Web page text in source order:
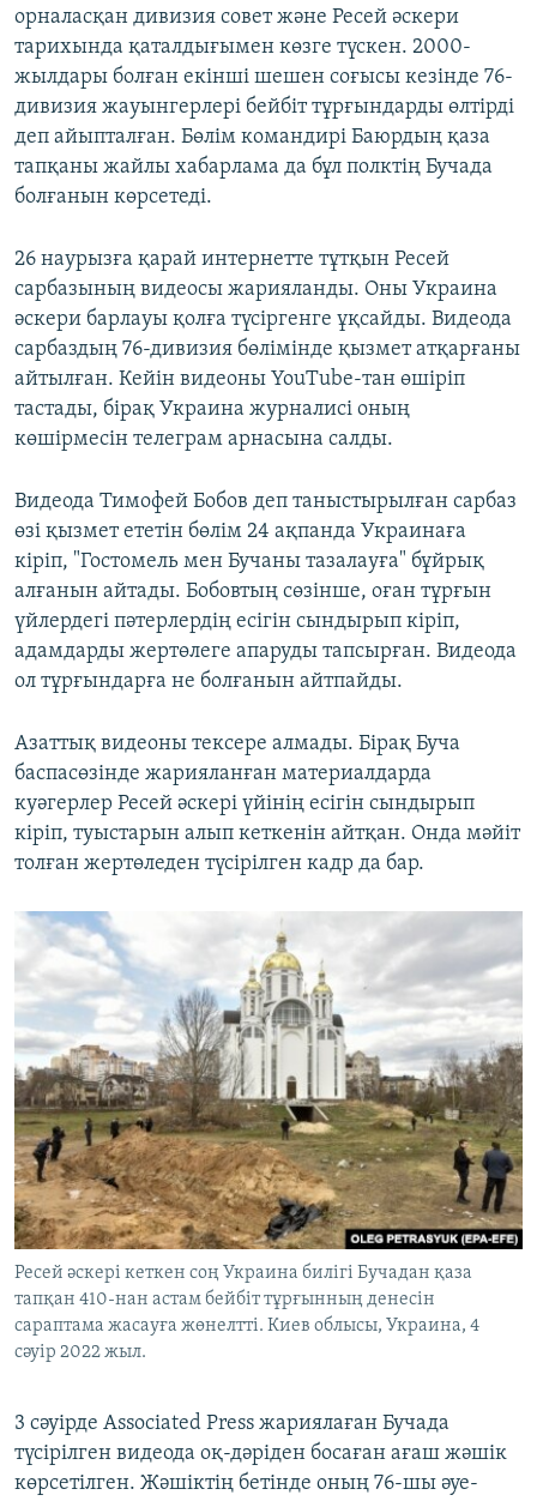
орналасқан дивизия совет және Ресей әскери
тарихында қаталдығымен көзге түскен. 2000-
жылдары болған екінші шешен соғысы кезінде 76-
дивизия жауынгерлері бейбіт тұрғындарды өлтірді
деп айыпталған. Бөлім командирі Баюрдың қаза
тапқаны жайлы хабарлама да бұл полктің Бучада
болғанын көрсетеді.
26 наурызға қарай интернетте тұтқын Ресей
сарбазының видеосы жарияланды. Оны Украина
әскери барлауы қолға түсіргенге ұқсайды. Видеода
сарбаздың 76-дивизия бөлімінде қызмет атқарғаны
айтылған. Кейін видеоны YouTube-тан өшіріп
тастады, бірақ Украина журналисі оның
көшірмесін телеграм арнасына салды.
Видеода Тимофей Бобов деп таныстырылған сарбаз
өзі қызмет ететін бөлім 24 ақпанда Украинаға
кіріп, "Гостомель мен Бучаны тазалауға" бұйрық
алғанын айтады. Бобовтың сөзінше, оған тұрғын
үйлердегі пәтерлердің есігін сындырып кіріп,
адамдарды жертөлеге апаруды тапсырған. Видеода
ол тұрғындарға не болғанын айтпайды.
Азаттық видеоны тексере алмады. Бірақ Буча
баспасөзінде жарияланған материалдарда
куәгерлер Ресей әскері үйінің есігін сындырып
кіріп, туыстарын алып кеткенін айтқан. Онда мәйіт
толған жертөледен түсірілген кадр да бар.
Ресей әскері кеткен соң Украина билігі Бучадан қаза
тапқан 410-нан астам бейбіт тұрғынның денесін
сараптама жасауға жөнелтті. Киев облысы, Украина, 4
сәуір 2022 жыл.
3 сәуірде Associated Press жариялаған Бучада
түсірілген видеода оқ-дәріден босаған ағаш жәшік
көрсетілген. Жәшіктің бетінде оның 76-шы әуе-